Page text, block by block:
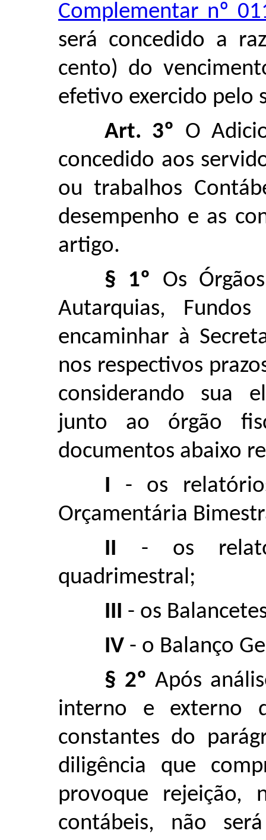
Complementar nº
será concedido a
cento) do
efetivo exercido pelo
Art. 3º O
concedido aos
ou trabalhos
desempenho e as
artigo.
§ 1º Os
Autarquias,
encaminhar à
nos respectivos
considerando sua
junto ao órgão
documentos abaixo
I - os
Orçamentária
II - os
quadrimestral;
III - os
IV - o Balanço
§ 2º Após
interno e externo
constantes do
diligência que
provoque rejeição,
contábeis, não